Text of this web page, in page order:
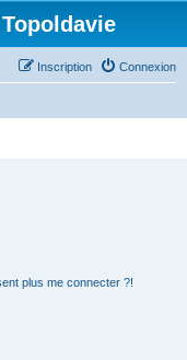
Connexion
Inscription
plus me connecter ?!